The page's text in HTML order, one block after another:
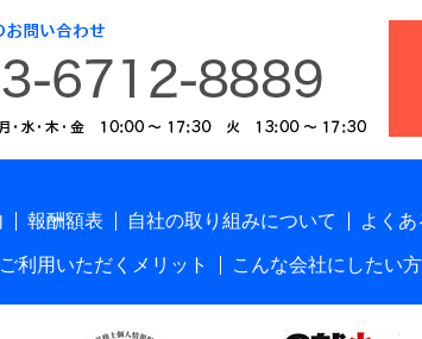
報酬額表 自社の取り組みについて よくあ
利用いただくメリット こんな会社にしたい